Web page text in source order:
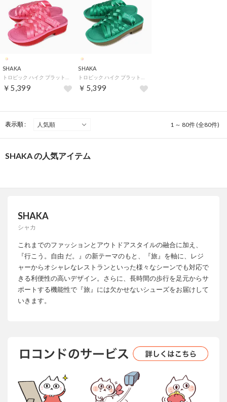
SHAKA
￥5,399
SHAKA
￥5,399
表示順 : 1 ～ 80件 (全80件)
SHAKA の人気アイテム
SHAKA
シャカ
これまでのファッションとアウトドアスタイルの融合に加え、
『行こう。自由 だ。』の新テーマのもと、『旅』を軸に、レジ
ャーからオシャレなレストランといった様々なシーンでも対応で
きる利便性の高いデザイン。さらに、長時間の歩行を足元からサ
ポートする機能性で『旅』には欠かせないシューズをお届けして
いきます。